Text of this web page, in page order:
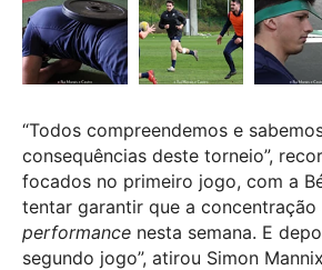
“Todos compreendemos e
consequências deste torneio”,
focados no primeiro jogo, com a
tentar garantir que a concentração
performance nesta semana. E
segundo jogo”, atirou Simon